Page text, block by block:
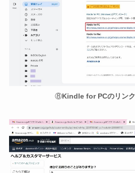
⑧Kindle for PCのリンク